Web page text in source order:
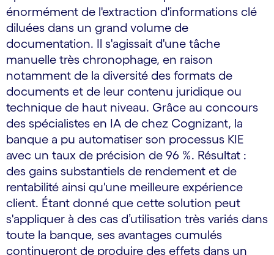
énormément de l'extraction d'informations clé
diluées dans un grand volume de
documentation. Il s'agissait d'une tâche
manuelle très chronophage, en raison
notamment de la diversité des formats de
documents et de leur contenu juridique ou
technique de haut niveau. Grâce au concours
des spécialistes en IA de chez Cognizant, la
banque a pu automatiser son processus KIE
avec un taux de précision de 96 %. Résultat :
des gains substantiels de rendement et de
rentabilité ainsi qu'une meilleure expérience
client. Étant donné que cette solution peut
s'appliquer à des cas d’utilisation très variés dans
toute la banque, ses avantages cumulés
continueront de produire des effets dans un